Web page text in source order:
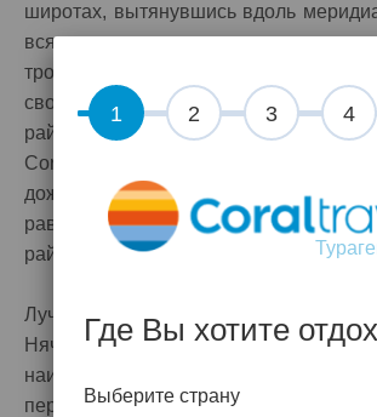
1 2 3 4
Где Вы хотите
Выберите страну
широтах, вытянувшись вдоль
вся территория страны
тропических дождей, однако, из-
своего географического
районах страны сезон дождей
Coral Travel информирует, что
дождей бывает немного меньше, но
равно не отличается комфортом.
районах страны погода еще хуже.
Лучше всего отдыхать во
Нячанге, Фантьете или Муйне. На этих
наименее слабые, а
периода достаточно длительная.